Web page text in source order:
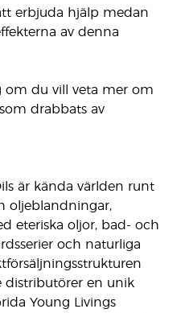
erbjuda hjälp medan
av denna
om du vill veta mer om
drabbats av
är kända världen runt
oljeblandningar,
eteriska oljor, bad- och
och naturliga
distributörer en unik
Young Livings